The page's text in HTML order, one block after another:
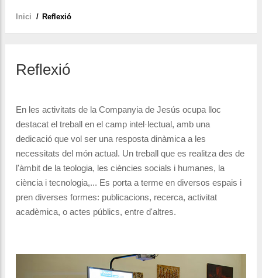
Fil
Inici / Reflexió
Reflexió
En les activitats de la Companyia de Jesús ocupa lloc
destacat el treball en el camp intel·lectual, amb una
dedicació que vol ser una resposta dinàmica a les
necessitats del món actual. Un treball que es realitza des de
l'àmbit de la teologia, les ciències socials i humanes, la
ciència i tecnologia,... Es porta a terme en diversos espais i
pren diverses formes: publicacions, recerca, activitat
acadèmica, o actes públics, entre d'altres.